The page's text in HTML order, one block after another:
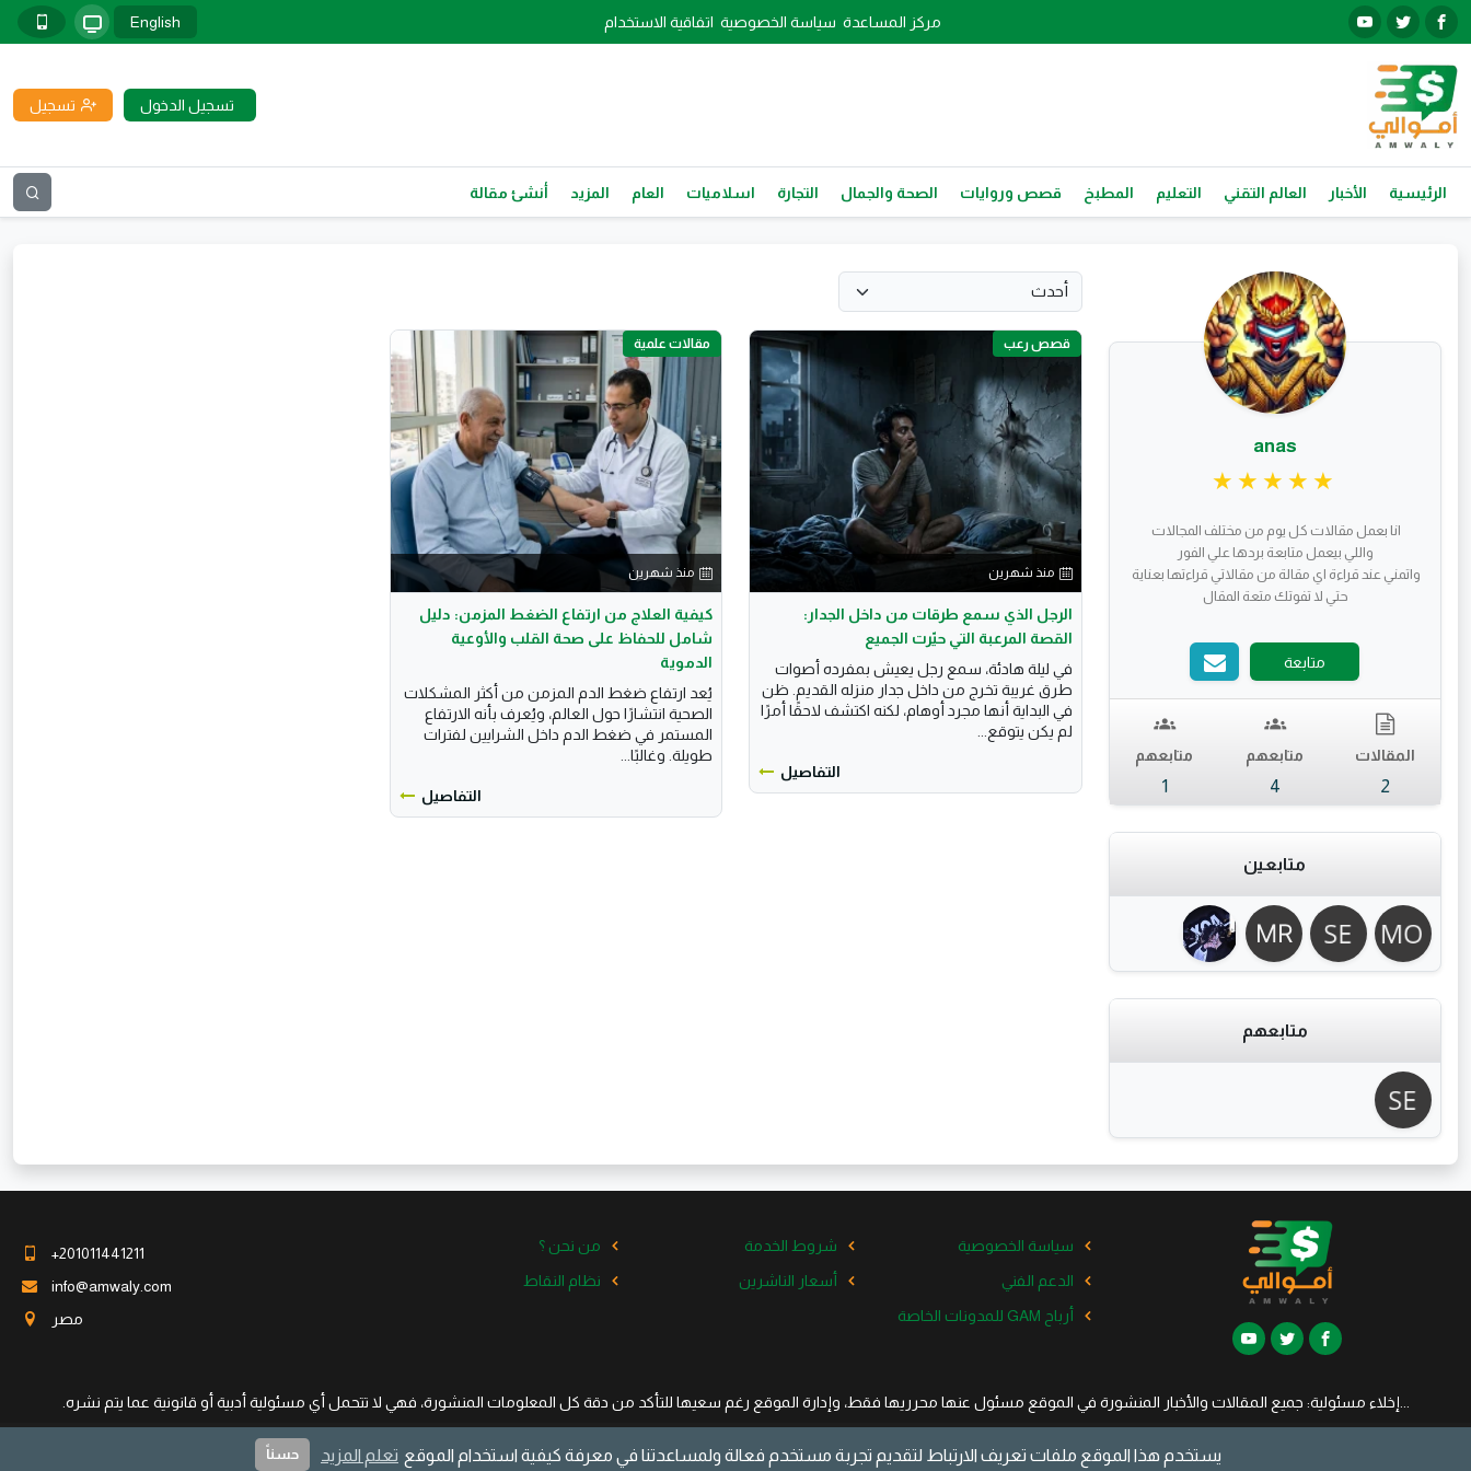
مركز المساعدة سياسة الخصوصية اتفاقية الاستخدام English
تسجيل الدخول تسجيل
الرئيسية الأخبار العالم التقني التعليم المطبخ قصص وروايات الصحة والجمال التجارة اسلاميات العام المزيد أنشئ مقالة
anas
واتمني عند قراءة اي مقالة من مقالاتي قراءتها بعناية
حتي لا تفوتك متعة المقال
متابعة
المقالات
2
متابعهم
4
متابعهم
1
متابعين
متابعهم
قصص رعب
منذ شهرين
الرجل الذي سمع طرقات من داخل الجدار:
القصة المرعبة التي حيّرت الجميع
في ليلة هادئة، سمع رجل يعيش بمفرده أصوات
طرق غريبة تخرج من داخل جدار منزله القديم. ظن
في البداية أنها مجرد أوهام، لكنه اكتشف لاحقًا أمرًا
لم يكن يتوقع...
التفاصيل
مقالات علمية
منذ شهرين
كيفية العلاج من ارتفاع الضغط المزمن: دليل
شامل للحفاظ على صحة القلب والأوعية
الدموية
يُعد ارتفاع ضغط الدم المزمن من أكثر المشكلات
الصحية انتشارًا حول العالم، ويُعرف بأنه الارتفاع
المستمر في ضغط الدم داخل الشرايين لفترات
طويلة. وغالبًا...
التفاصيل
سياسة الخصوصية شروط الخدمة
من نحن ؟
الدعم الفني
أسعار الناشرين
نظام النقاط
أرباح GAM للمدونات الخاصة
+201011441211
info@amwaly.com
مصر
...إخلاء مسئولية: جميع المقالات والأخبار المنشورة في الموقع مسئول عنها محرريها فقط، وإدارة الموقع رغم سعيها للتأكد من دقة كل المعلومات المنشورة، فهي لا تتحمل أي مسئولية أدبية أو قانونية عما يتم نشره.
جميع الحقوق محفوظة © أموالي منصة الناشرين
يستخدم هذا الموقع ملفات تعريف الارتباط لتقديم تجربة مستخدم فعالة ولمساعدتنا في معرفة كيفية استخدام الموقع تعلم المزيد حسناً